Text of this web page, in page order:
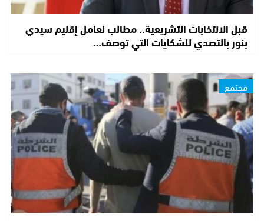
قبل الانتخابات التشريعية.. مطالب لعامل إقليم سيدي
بنور بالتصدي للشكايات التي توصف…
مجتمع